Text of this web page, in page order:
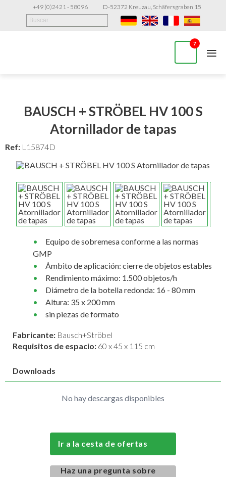
+49 (0)2421 - 58096 D-52372 Kreuzau, Schäfersgraben 15
7 ≡
BAUSCH + STRÖBEL HV 100 S
Atornillador de tapas
Ref: L15874D
Equipo de sobremesa conforme a las normas
GMP
Ámbito de aplicación: cierre de objetos estables
Rendimiento máximo: 1.500 objetos/h
Diámetro de la botella redonda: 16 - 80 mm
Altura: 35 x 200 mm
sin piezas de formato
Fabricante: Bausch+Ströbel
Requisitos de espacio: 60 x 45 x 115 cm
Downloads
No hay descargas disponibles
Ir a la cesta de ofertas
Haz una pregunta sobre